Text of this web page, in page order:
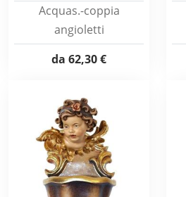
Acquas.-coppia
angioletti
da 62,30 €